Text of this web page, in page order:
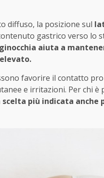
diffuso, la posizione sul
gastrico verso lo
aiuta a
favorire il contatto
e irritazioni. Per chi è
più indicata anche